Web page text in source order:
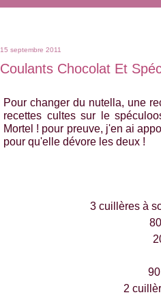
15 septembre 2011
Coulants Chocolat Et
Pour changer du nutella, une
recettes cultes sur le
Mortel ! pour preuve, j'en ai
pour qu'elle dévore les deux !
3 cuillères à
2